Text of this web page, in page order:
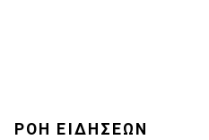
ΡΟΗ ΕΙΔΗΣΕΩΝ